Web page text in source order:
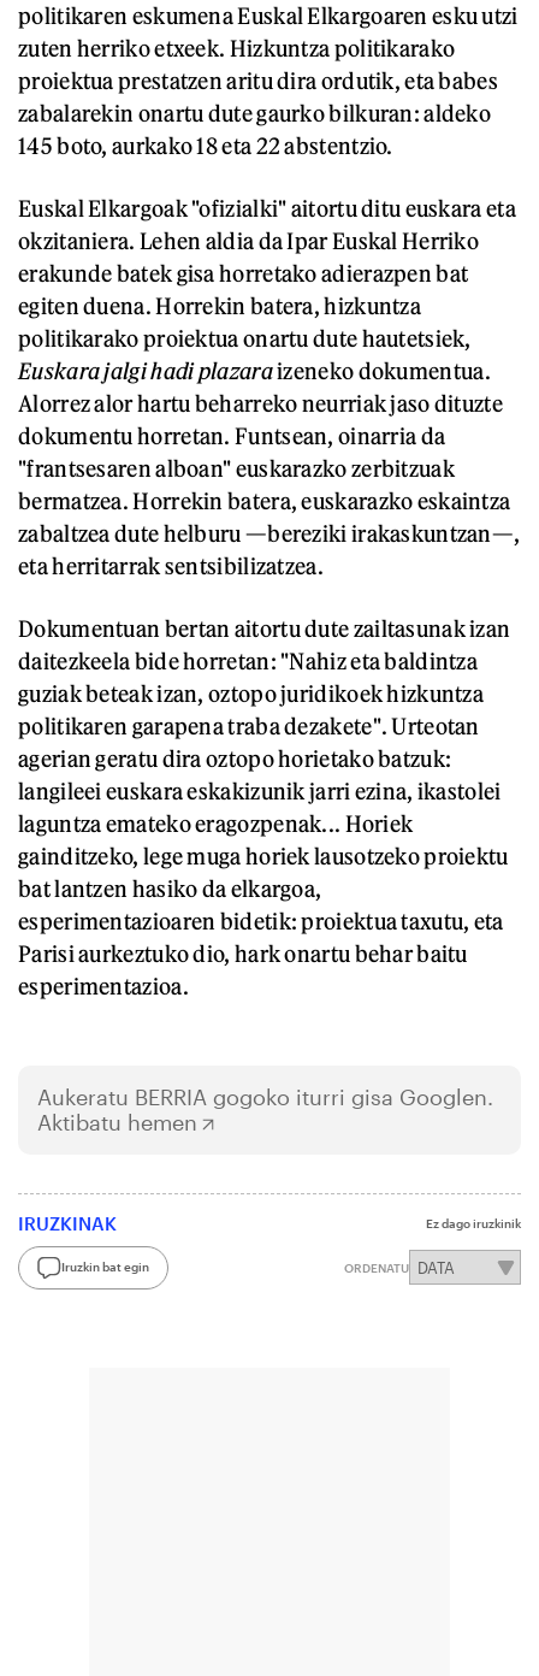
politikaren eskumena Euskal Elkargoaren esku utzi
zuten herriko etxeek. Hizkuntza politikarako
proiektua prestatzen aritu dira ordutik, eta babes
zabalarekin onartu dute gaurko bilkuran: aldeko
145 boto, aurkako 18 eta 22 abstentzio.
Euskal Elkargoak "ofizialki" aitortu ditu euskara eta
okzitaniera. Lehen aldia da Ipar Euskal Herriko
erakunde batek gisa horretako adierazpen bat
egiten duena. Horrekin batera, hizkuntza
politikarako proiektua onartu dute hautetsiek,
Euskara jalgi hadi plazaraizeneko dokumentua.
Alorrez alor hartu beharreko neurriak jaso dituzte
dokumentu horretan. Funtsean, oinarria da
"frantsesaren alboan" euskarazko zerbitzuak
bermatzea. Horrekin batera, euskarazko eskaintza
zabaltzea dute helburu —bereziki irakaskuntzan—,
eta herritarrak sentsibilizatzea.
Dokumentuan bertan aitortu dute zailtasunak izan
daitezkeela bide horretan: "Nahiz eta baldintza
guziak beteak izan, oztopo juridikoek hizkuntza
politikaren garapena traba dezakete". Urteotan
agerian geratu dira oztopo horietako batzuk:
langileei euskara eskakizunik jarri ezina, ikastolei
laguntza emateko eragozpenak... Horiek
gainditzeko, lege muga horiek lausotzeko proiektu
bat lantzen hasiko da elkargoa,
esperimentazioaren bidetik: proiektua taxutu, eta
Parisi aurkeztuko dio, hark onartu behar baitu
esperimentazioa.
Aukeratu BERRIA gogoko iturri gisa Googlen.
Aktibatu hemen
IRUZKINAK Ez dago iruzkinik
Iruzkin bat egin ORDENATU